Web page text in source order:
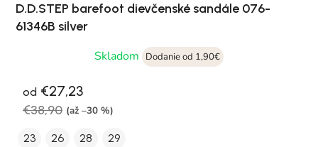
D.D.STEP barefoot dievčenské sandále 076-
61346B silver
Skladom
Dodanie od 1,90€
od €27,23
€38,90 (až –30 %)
23 26 28 29